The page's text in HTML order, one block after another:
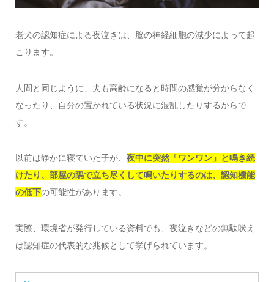
老犬の認知症による夜泣きは、脳の神経細胞の減少によって起
こります。
人間と同じように、犬も高齢になると時間の感覚が分からなく
なったり、自分の置かれている状況に混乱したりするからで
す。
以前は静かに寝ていた子が、 夜中に突然「ワンワン」と鳴き続
けたり、部屋の隅で立ち尽くして鳴いたりするのは、認知機能
の低下の可能性があります。
実際、環境省が発行している資料でも、夜泣きなどの無駄吠え
は認知症の代表的な兆候として挙げられています。